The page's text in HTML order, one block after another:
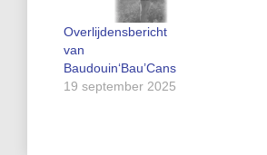
Overlijdensbericht
van
Baudouin‘Bau’Cans
19 september 2025